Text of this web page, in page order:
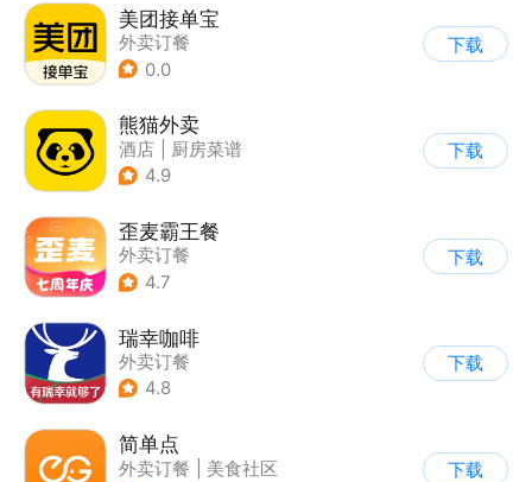
美团接单宝
外卖订餐
0.0
下载
熊猫外卖
酒店
厨房菜谱
| 外卖订餐
4.9
下载
歪麦霸王餐
外卖订餐
4.7
下载
瑞幸咖啡
外卖订餐
4.8
下载
简单点
外卖订餐
美食社区
下载